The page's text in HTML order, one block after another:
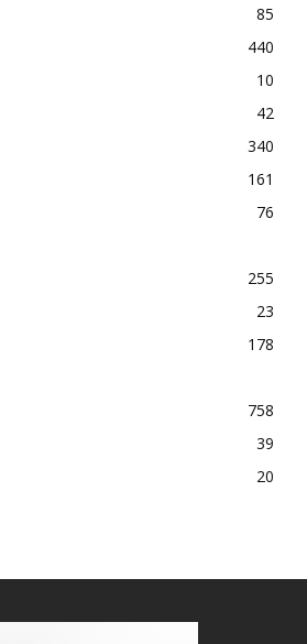
85
440
10
42
340
161
76
255
23
178
758
39
20